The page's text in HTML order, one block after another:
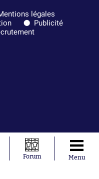
légales
Publicité
Forum Menu